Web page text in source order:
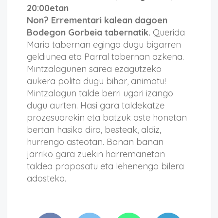
20:00etan
Non? Errementari kalean dagoen
Bodegon Gorbeia tabernatik. Querida
Maria tabernan egingo dugu bigarren
geldiunea eta Parral tabernan azkena.
Mintzalagunen sarea ezagutzeko
aukera polita dugu bihar, animatu!
Mintzalagun talde berri ugari izango
dugu aurten. Hasi gara taldekatze
prozesuarekin eta batzuk aste honetan
bertan hasiko dira, besteak, aldiz,
hurrengo asteotan. Banan banan
jarriko gara zuekin harremanetan
taldea proposatu eta lehenengo bilera
adosteko.